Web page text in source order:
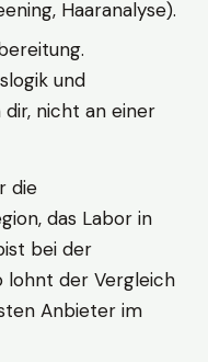
Haaranalyse).
und
nicht an einer
die
das Labor in
bei der
lohnt der Vergleich
Anbieter im